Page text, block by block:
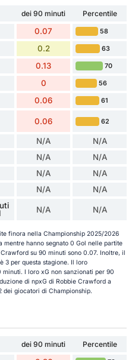
dei 90 minuti
Percentile
0.07 58
0.2 63
0.13 70
0 56
0.06 61
0.06 62
N/A N/A
N/A N/A
N/A N/A
N/A N/A
N/A N/A
finora nella Championship 2025/2026
mentre hanno segnato 0 Gol nelle partite
su 90 minuti sono 0.07. Inoltre, il
3 per questa stagione. Il loro
I loro xG non sanzionati per 90
di npxG di Robbie Crawford a
giocatori di Championship.
dei 90 minuti
Percentile